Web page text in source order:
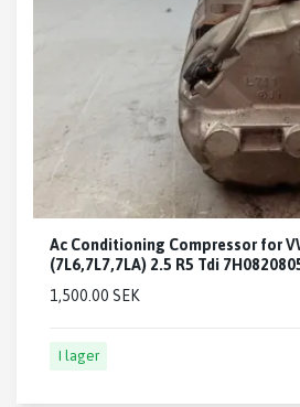
Ac Conditioning Compressor for
(7L6,7L7,7LA) 2.5 R5 Tdi
1,500.00 SEK
I lager